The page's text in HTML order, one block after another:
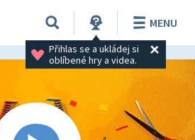
Přihlas se a ukládej si
oblíbené hry a videa.
MENU